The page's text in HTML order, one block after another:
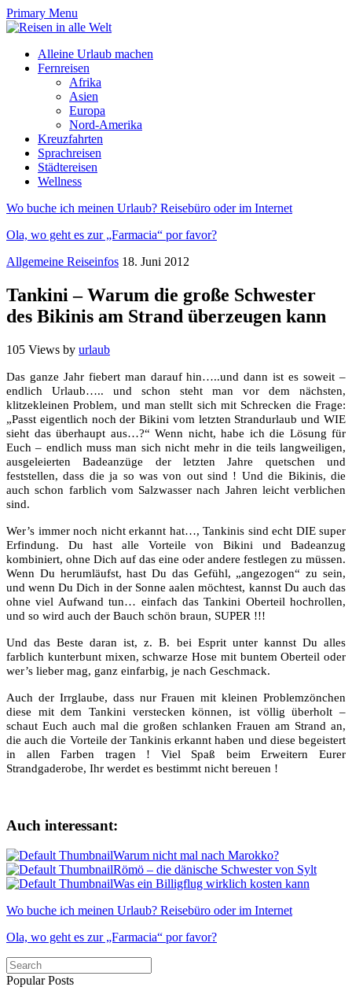
Primary Menu
Alleine Urlaub machen
Fernreisen
Afrika
Asien
Europa
Nord-Amerika
Kreuzfahrten
Sprachreisen
Städtereisen
Wellness
Wo buche ich meinen Urlaub? Reisebüro oder im Internet
Ola, wo geht es zur „Farmacia“ por favor?
Allgemeine Reiseinfos 18. Juni 2012
Tankini – Warum die große Schwester
des Bikinis am Strand überzeugen kann
105 Views by urlaub
Das ganze Jahr fiebert man darauf hin…..und dann ist es soweit –
endlich Urlaub….. und schon steht man vor dem nächsten,
klitzekleinen Problem, und man stellt sich mit Schrecken die Frage:
„Passt eigentlich noch der Bikini vom letzten Strandurlaub und WIE
sieht das überhaupt aus…?“ Wenn nicht, habe ich die Lösung für
Euch – endlich muss man sich nicht mehr in die teils langweiligen,
ausgeleierten Badeanzüge der letzten Jahre quetschen und
feststellen, dass die ja so was von out sind ! Und die Bikinis, die
auch schon farblich vom Salzwasser nach Jahren leicht verblichen
sind.
Wer’s immer noch nicht erkannt hat…, Tankinis sind echt DIE super
Erfindung. Du hast alle Vorteile von Bikini und Badeanzug
kombiniert, ohne Dich auf das eine oder andere festlegen zu müssen.
Wenn Du herumläufst, hast Du das Gefühl, „angezogen“ zu sein,
und wenn Du Dich in der Sonne aalen möchtest, kannst Du auch das
ohne viel Aufwand tun… einfach das Tankini Oberteil hochrollen,
und so wird auch der Bauch schön braun, SUPER !!!
Und das Beste daran ist, z. B. bei Esprit unter kannst Du alles
farblich kunterbunt mixen, schwarze Hose mit buntem Oberteil oder
wer’s lieber mag, ganz einfarbig, je nach Geschmack.
Auch der Irrglaube, dass nur Frauen mit kleinen Problemzönchen
diese mit dem Tankini verstecken können, ist völlig überholt –
schaut Euch auch mal die großen schlanken Frauen am Strand an,
die auch die Vorteile der Tankinis erkannt haben und diese begeistert
in allen Farben tragen ! Viel Spaß beim Erweitern Eurer
Strandgaderobe, Ihr werdet es bestimmt nicht bereuen !
Auch interessant:
Warum nicht mal nach Marokko?
Römö – die dänische Schwester von Sylt
Was ein Billigflug wirklich kosten kann
Wo buche ich meinen Urlaub? Reisebüro oder im Internet
Ola, wo geht es zur „Farmacia“ por favor?
Popular Posts